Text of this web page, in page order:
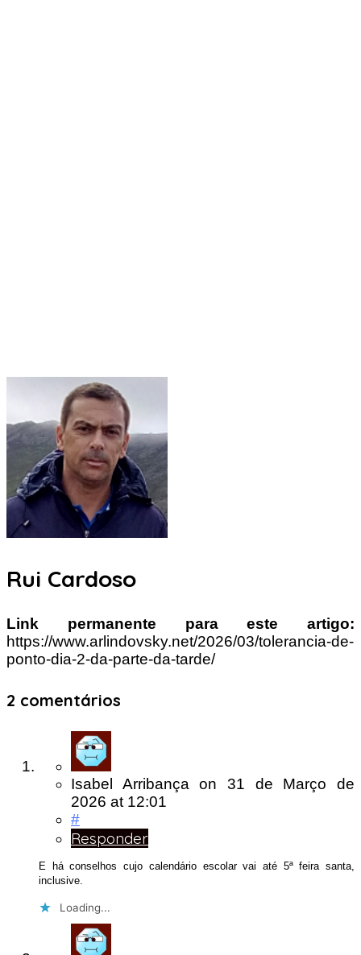
Rui Cardoso
Link permanente para este artigo:
https://www.arlindovsky.net/2026/03/tolerancia-de-
ponto-dia-2-da-parte-da-tarde/
2 comentários
Isabel Arribançaon31 de Março de
2026 at 12:01
#
Responder
E há conselhos cujo calendário escolar vai até 5ª feira santa,
inclusive.
Loading...